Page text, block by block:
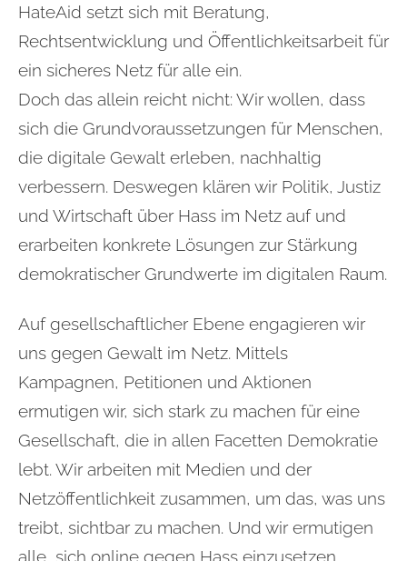
HateAid setzt sich mit Beratung,
Rechtsentwicklung und Öffentlichkeitsarbeit für
ein sicheres Netz für alle ein.
Doch das allein reicht nicht: Wir wollen, dass
sich die Grundvoraussetzungen für Menschen,
die digitale Gewalt erleben, nachhaltig
verbessern. Deswegen klären wir Politik, Justiz
und Wirtschaft über Hass im Netz auf und
erarbeiten konkrete Lösungen zur Stärkung
demokratischer Grundwerte im digitalen Raum.
Auf gesellschaftlicher Ebene engagieren wir
uns gegen Gewalt im Netz. Mittels
Kampagnen, Petitionen und Aktionen
ermutigen wir, sich stark zu machen für eine
Gesellschaft, die in allen Facetten Demokratie
lebt. Wir arbeiten mit Medien und der
Netzöffentlichkeit zusammen, um das, was uns
treibt, sichtbar zu machen. Und wir ermutigen
alle, sich online gegen Hass einzusetzen,